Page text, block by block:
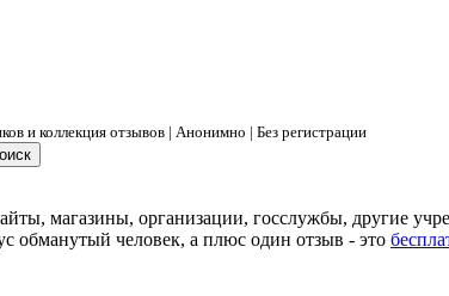
и коллекция отзывов | Анонимно | Без регистрации
магазины, организации, госслужбы, другие
обманутый человек, а плюс один отзыв - это